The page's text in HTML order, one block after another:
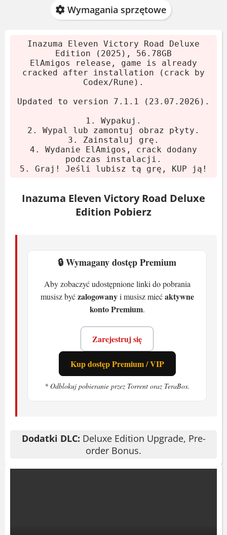
Wymagania sprzętowe
Inazuma Eleven Victory Road Deluxe
Edition (2025), 56.78GB
ElAmigos release, game is already
cracked after installation (crack by
Codex/Rune).
Updated to version 7.1.1 (23.07.2026).
1. Wypakuj.
2. Wypal lub zamontuj obraz płyty.
3. Zainstaluj grę.
4. Wydanie ElAmigos, crack dodany
podczas instalacji.
5. Graj! Jeśli lubisz tą grę, KUP ją!
Inazuma Eleven Victory Road Deluxe
Edition Pobierz
🔒 Wymagany dostęp Premium
Aby zobaczyć udostępnione linki do pobrania
musisz byćzalogowanyi musisz miećaktywne
konto Premium.
Zarejestruj się
Kup dostęp Premium / VIP
* Odblokuj pobieranie przez Torrent oraz TeraBox.
Dodatki DLC: Deluxe Edition Upgrade, Pre-
order Bonus.